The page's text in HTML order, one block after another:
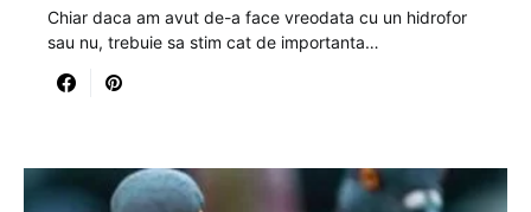
Chiar daca am avut de-a face vreodata cu un hidrofor
sau nu, trebuie sa stim cat de importanta…